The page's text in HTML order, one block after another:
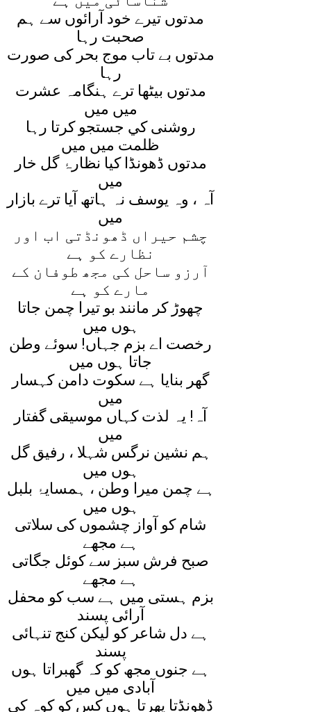
مدتوں تيرے خود آرائوں سے ہم
صحبت رہا
مدتوں بے تاب موج بحر کی صورت
رہا
مدتوں بيٹھا ترے ہنگامہ عشرت
ميں ميں
روشنی کي جستجو کرتا رہا
ظلمت ميں ميں
مدتوں ڈھونڈا کيا نظارۂ گل خار
ميں
آہ ، وہ يوسف نہ ہاتھ آيا ترے بازار
ميں
چشم حيراں ڈھونڈتی اب اور
نظارے کو ہے
آرزو ساحل کی مجھ طوفان کے
مارے کو ہے
چھوڑ کر مانند بو تيرا چمن جاتا
ہوں ميں
رخصت اے بزم جہاں! سوئے وطن
جاتا ہوں ميں
گھر بنايا ہے سکوت دامن کہسار
ميں
آہ! يہ لذت کہاں موسيقی گفتار
ميں
ہم نشين نرگس شہلا ، رفيق گل
ہوں ميں
ہے چمن ميرا وطن ، ہمسايۂ بلبل
ہوں ميں
شام کو آواز چشموں کی سلاتی
ہے مجھے
صبح فرش سبز سے کوئل جگاتی
ہے مجھے
بزم ہستی ميں ہے سب کو محفل
آرائی پسند
ہے دل شاعر کو ليکن کنج تنہائی
پسند
ہے جنوں مجھ کو کہ گھبراتا ہوں
آبادی ميں ميں
ڈھونڈتا پھرتا ہوں کس کو کوہ کی